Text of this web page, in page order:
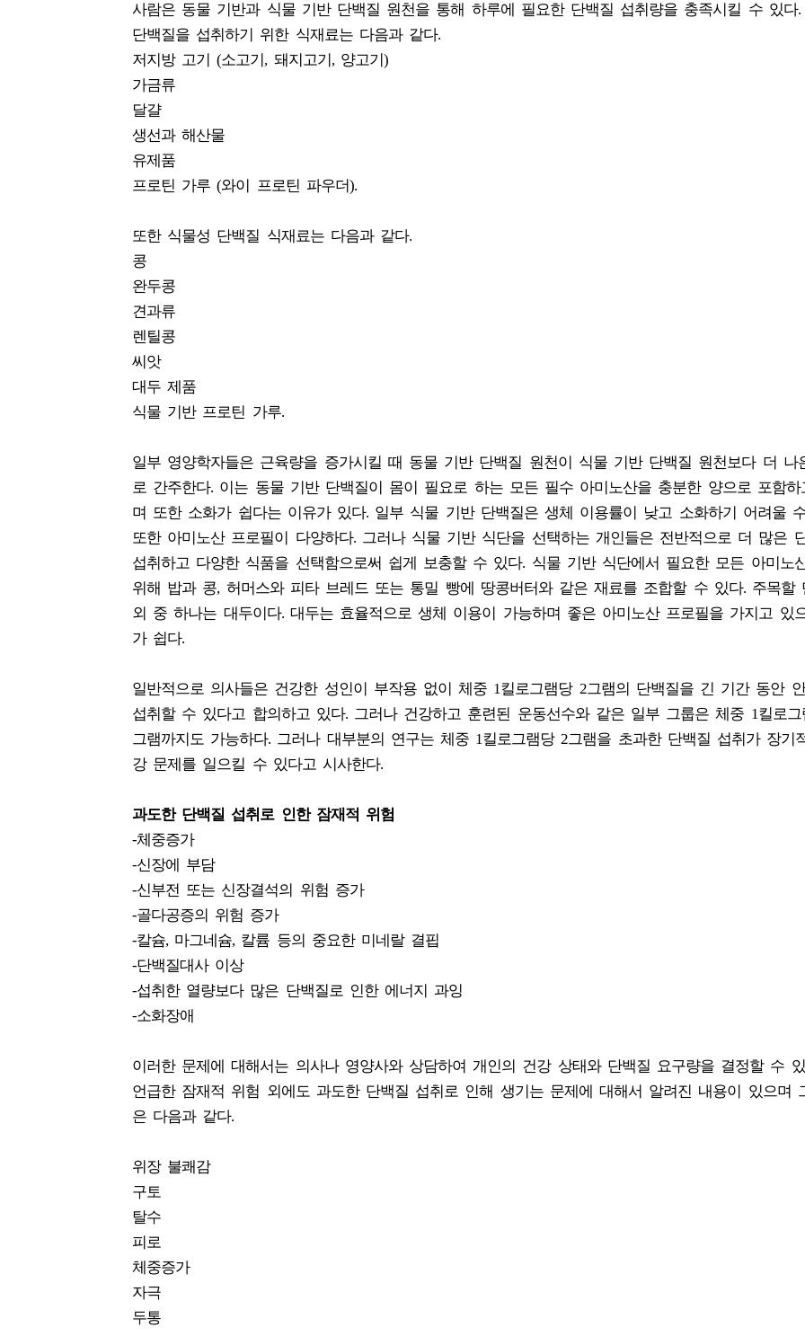
사람은 동물 기반과 식물 기반 단백질 원천을 통해 하루에 필요한 단백질 섭취량을 충족시킬 수 있다.
단백질을 섭취하기 위한 식재료는 다음과 같다.
저지방 고기 (소고기, 돼지고기, 양고기)
가금류
달걀
생선과 해산물
유제품
프로틴 가루 (와이 프로틴 파우더).
또한 식물성 단백질 식재료는 다음과 같다.
콩
완두콩
견과류
렌틸콩
씨앗
대두 제품
식물 기반 프로틴 가루.
일부 영양학자들은 근육량을 증가시킬 때 동물 기반 단백질 원천이 식물 기반 단백질 원천보다 더 나
로 간주한다. 이는 동물 기반 단백질이 몸이 필요로 하는 모든 필수 아미노산을 충분한 양으로 포함하
며 또한 소화가 쉽다는 이유가 있다. 일부 식물 기반 단백질은 생체 이용률이 낮고 소화하기 어려울
또한 아미노산 프로필이 다양하다. 그러나 식물 기반 식단을 선택하는 개인들은 전반적으로 더 많은
섭취하고 다양한 식품을 선택함으로써 쉽게 보충할 수 있다. 식물 기반 식단에서 필요한 모든 아미노
위해 밥과 콩, 허머스와 피타 브레드 또는 통밀 빵에 땅콩버터와 같은 재료를 조합할 수 있다. 주목할
외 중 하나는 대두이다. 대두는 효율적으로 생체 이용이 가능하며 좋은 아미노산 프로필을 가지고 있
가 쉽다.
일반적으로 의사들은 건강한 성인이 부작용 없이 체중 1킬로그램당 2그램의 단백질을 긴 기간 동안
섭취할 수 있다고 합의하고 있다. 그러나 건강하고 훈련된 운동선수와 같은 일부 그룹은 체중 1킬로그
그램까지도 가능하다. 그러나 대부분의 연구는 체중 1킬로그램당 2그램을 초과한 단백질 섭취가 장기
강 문제를 일으킬 수 있다고 시사한다.
과도한 단백질 섭취로 인한 잠재적 위험
-체중증가
-신장에 부담
-신부전 또는 신장결석의 위험 증가
-골다공증의 위험 증가
-칼슘, 마그네슘, 칼륨 등의 중요한 미네랄 결핍
-단백질대사 이상
-섭취한 열량보다 많은 단백질로 인한 에너지 과잉
-소화장애
이러한 문제에 대해서는 의사나 영양사와 상담하여 개인의 건강 상태와 단백질 요구량을 결정할 수
언급한 잠재적 위험 외에도 과도한 단백질 섭취로 인해 생기는 문제에 대해서 알려진 내용이 있으며
은 다음과 같다.
위장 불쾌감
구토
탈수
피로
체중증가
자극
두통